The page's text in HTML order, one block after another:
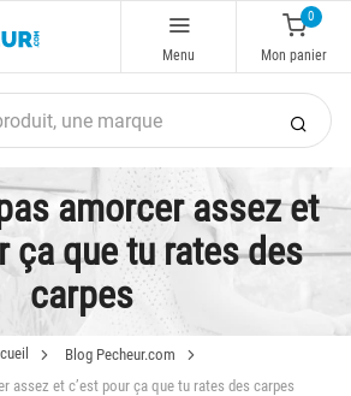
Menu
0
Mon panier
amorcer assez et
ça que tu rates des
carpes
Blog Pecheur.com
assez et c’est pour ça que tu rates des carpes